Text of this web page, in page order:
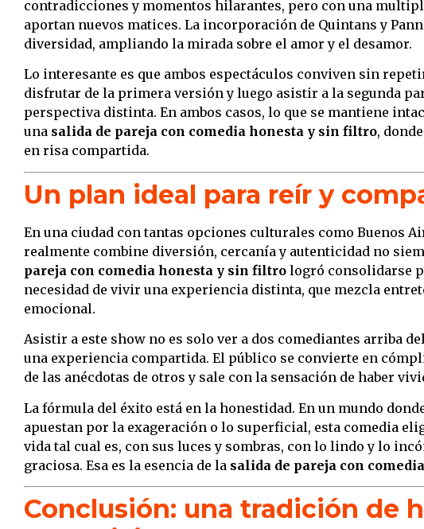
contradicciones y momentos hilarantes, pero con una
aportan nuevos matices. La incorporación de Quintans y
diversidad, ampliando la mirada sobre el amor y el desamor.
Lo interesante es que ambos espectáculos conviven sin
disfrutar de la primera versión y luego asistir a la segunda
perspectiva distinta. En ambos casos, lo que se mantiene
una salida de pareja con comedia honesta y sin filtro,
en risa compartida.
Un plan ideal para reír y
En una ciudad con tantas opciones culturales como Buenos
realmente combine diversión, cercanía y autenticidad no
pareja con comedia honesta y sin filtro logró consolidarse
necesidad de vivir una experiencia distinta, que mezcla
emocional.
Asistir a este show no es solo ver a dos comediantes arriba
una experiencia compartida. El público se convierte en
de las anécdotas de otros y sale con la sensación de haber
La fórmula del éxito está en la honestidad. En un mundo
apuestan por la exageración o lo superficial, esta comedia
vida tal cual es, con sus luces y sombras, con lo lindo y lo
graciosa. Esa es la esencia de la salida de pareja con
Conclusión: una tradición de